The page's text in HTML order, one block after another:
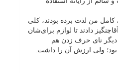
کامل من لذت برده بودند، کلی
دادند تا لوازم برای‌شان
دیگر نای حرف زدن هم
بود؛ ولی ارزش آن را داشت.